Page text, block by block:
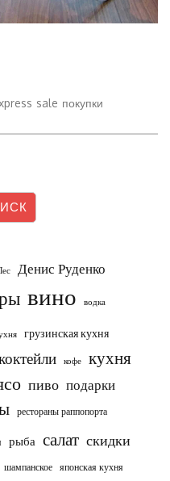
sale покупки
Денис Руденко
вино водка
грузинская кухня
кофе кухня
пиво подарки
рестораны раппопорта
рыба салат скидки
шампанское японская кухня